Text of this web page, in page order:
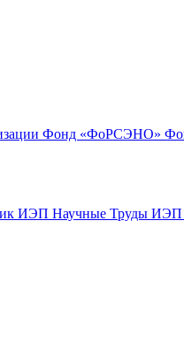
Фонд «ФоРСЭНО»
ИЭП Научные Труды ИЭП